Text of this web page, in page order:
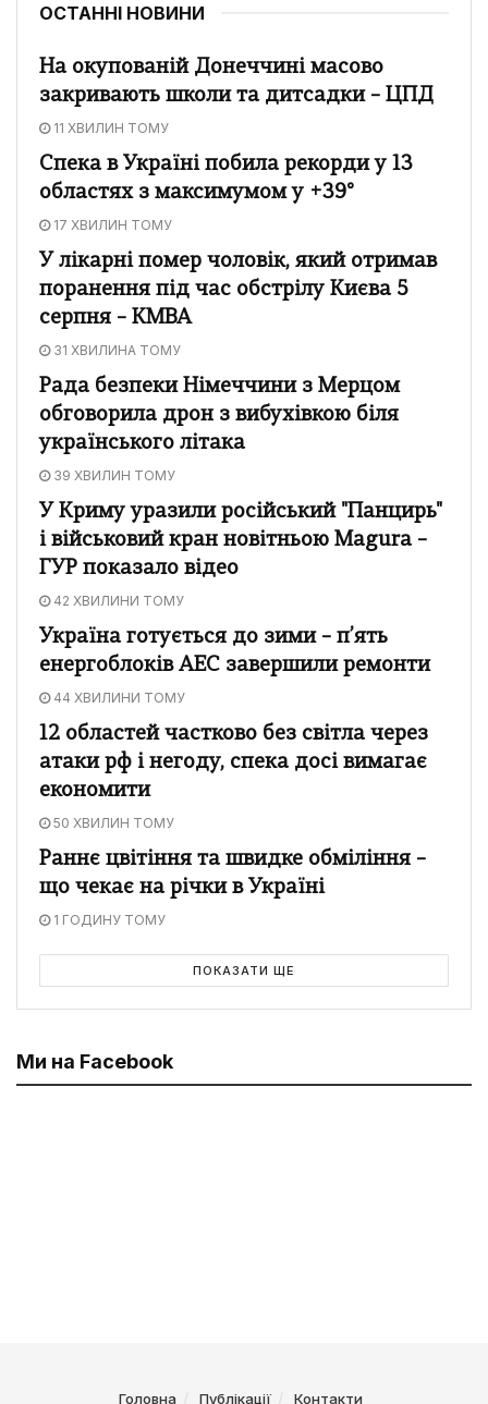
ОСТАННІ НОВИНИ
На окупованій Донеччині масово
закривають школи та дитсадки – ЦПД
11 ХВИЛИН ТОМУ
Спека в Україні побила рекорди у 13
областях з максимумом у +39°
17 ХВИЛИН ТОМУ
У лікарні помер чоловік, який отримав
поранення під час обстрілу Києва 5
серпня – КМВА
31 ХВИЛИНА ТОМУ
Рада безпеки Німеччини з Мерцом
обговорила дрон з вибухівкою біля
українського літака
39 ХВИЛИН ТОМУ
У Криму уразили російський "Панцирь"
і військовий кран новітньою Magura –
ГУР показало відео
42 ХВИЛИНИ ТОМУ
Україна готується до зими – п’ять
енергоблоків АЕС завершили ремонти
44 ХВИЛИНИ ТОМУ
12 областей частково без світла через
атаки рф і негоду, спека досі вимагає
економити
50 ХВИЛИН ТОМУ
Раннє цвітіння та швидке обміління –
що чекає на річки в Україні
1 ГОДИНУ ТОМУ
ПОКАЗАТИ ЩЕ
Ми на Facebook
Головна Публікації Контакти